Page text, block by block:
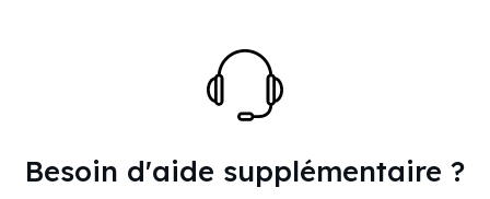
Besoin d'aide supplémentaire ?